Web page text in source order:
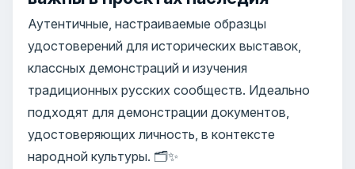
Аутентичные, настраиваемые образцы
удостоверений для исторических выставок,
классных демонстраций и изучения
традиционных русских сообществ. Идеально
подходят для демонстрации документов,
удостоверяющих личность, в контексте
народной культуры. 🗂️✨